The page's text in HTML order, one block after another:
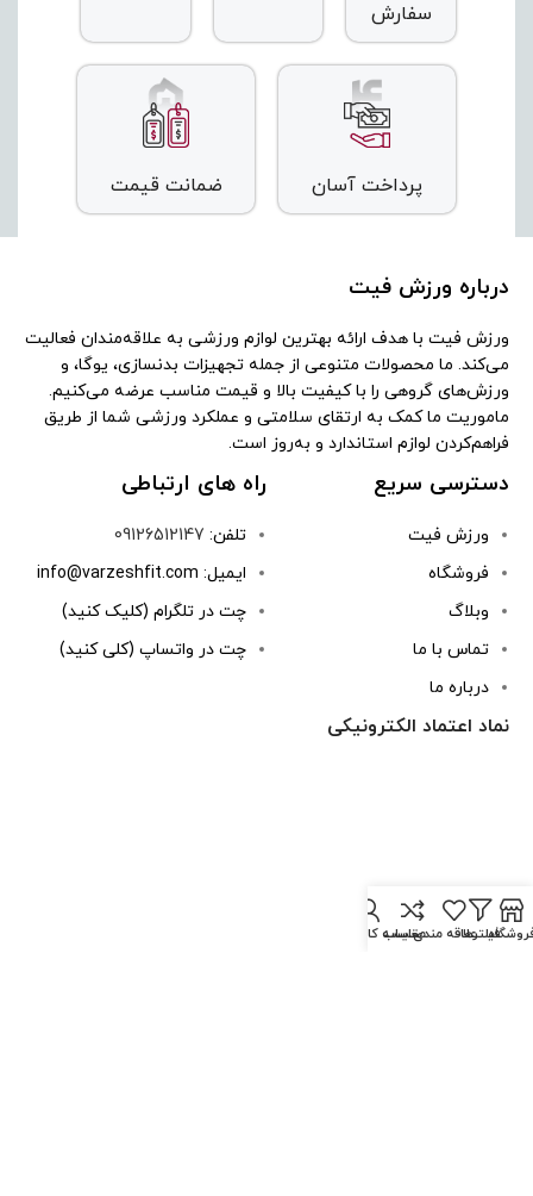
سفارش
پرداخت آسان ضمانت قیمت
درباره ورزش فیت
ورزش فیت با هدف ارائه بهترین لوازم ورزشی به علاقه‌مندان فعالیت
می‌کند. ما محصولات متنوعی از جمله تجهیزات بدنسازی، یوگا، و
ورزش‌های گروهی را با کیفیت بالا و قیمت مناسب عرضه می‌کنیم.
ماموریت ما کمک به ارتقای سلامتی و عملکرد ورزشی شما از طریق
فراهم‌کردن لوازم استاندارد و به‌روز است.
دسترسی سریع
ورزش فیت
فروشگاه
وبلاگ
تماس با ما
درباره ما
راه های ارتباطی
تلفن: 09126512147
ایمیل: info@varzeshfit.com
چت در تلگرام (کلیک کنید)
چت در واتساپ (کلی کنید)
نماد اعتماد الکترونیکی
فیلترهاعلاقه مندیمقایسه
حساب کاربری من